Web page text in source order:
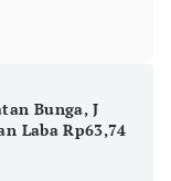
Bunga, J
Laba Rp63,74